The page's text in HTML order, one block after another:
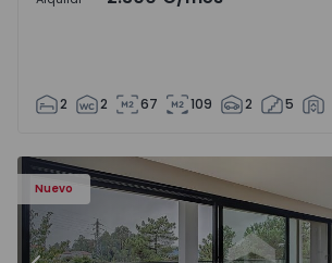
2 2 67 109 2 5
Nuevo